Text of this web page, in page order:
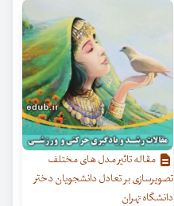
مقاله تاثیر مدل های مختلف
تصویرسازی بر تعادل دانشجویان دختر
دانشگاه تهران